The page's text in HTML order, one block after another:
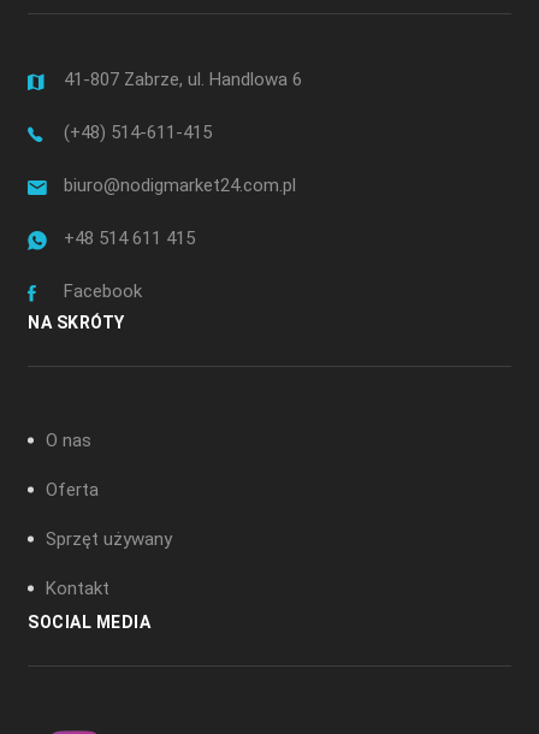
41-807 Zabrze, ul. Handlowa 6
(+48) 514-611-415
biuro@nodigmarket24.com.pl
+48 514 611 415
Facebook
NA SKRÓTY
O nas
Oferta
Sprzęt używany
Kontakt
SOCIAL MEDIA